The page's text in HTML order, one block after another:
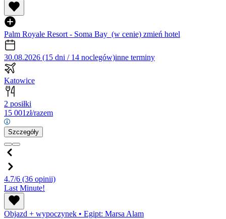
Palm Royale Resort - Soma Bay (w cenie) zmień hotel
30.08.2026 (15 dni / 14 noclegów)inne terminy
Katowice
2 posiłki
15 001zł/razem
Szczegóły
4.7/6 (36 opinii)
Last Minute!
Objazd + wypoczynek • Egipt: Marsa Alam